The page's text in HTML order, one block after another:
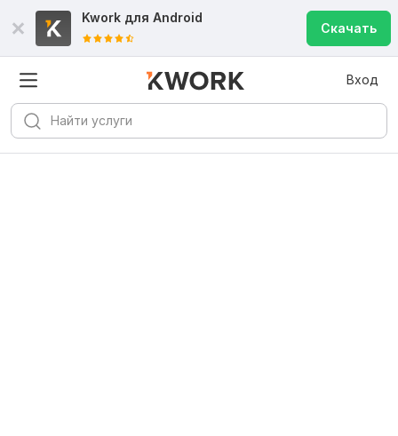
Kwork для Android
Скачать
Вход